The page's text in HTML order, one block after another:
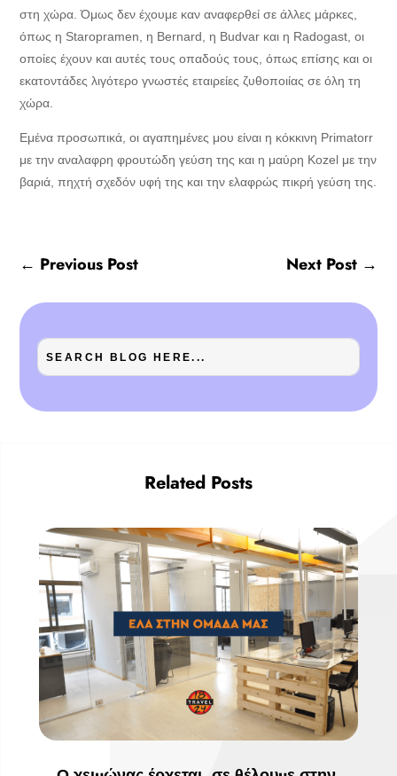
στη χώρα. Όμως δεν έχουμε καν αναφερθεί σε άλλες μάρκες,
όπως η Staropramen, η Bernard, η Budvar και η Radogast, οι
οποίες έχουν και αυτές τους οπαδούς τους, όπως επίσης και οι
εκατοντάδες λιγότερο γνωστές εταιρείες ζυθοποιίας σε όλη τη
χώρα.
Εμένα προσωπικά, οι αγαπημένες μου είναι η κόκκινη Primatorr
με την αναλαφρη φρουτώδη γεύση της και η μαύρη Kozel με την
βαριά, πηχτή σχεδόν υφή της και την ελαφρώς πικρή γεύση της.
← Previous Post Next Post→
Related Posts